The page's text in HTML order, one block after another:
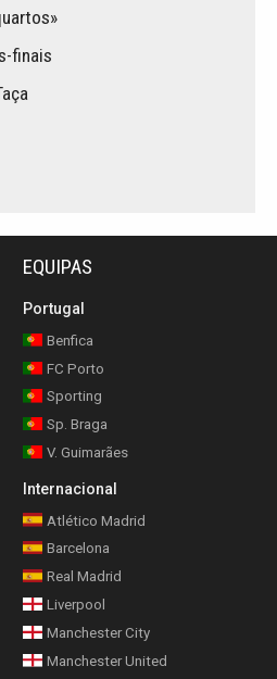
finais
EQUIPAS
Portugal
Benfica
FC Porto
Sporting
Sp. Braga
V. Guimarães
Internacional
Atlético Madrid
Barcelona
Real Madrid
Liverpool
Manchester City
Manchester United